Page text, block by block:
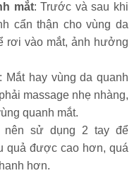
mắt: Trước và sau khi
cẩn thận cho vùng da
rơi vào mắt, ảnh hưởng
: Mắt hay vùng da quanh
massage nhẹ nhàng,
quanh mắt.
nên sử dụng 2 tay để
quả được cao hơn, quá
hơn.